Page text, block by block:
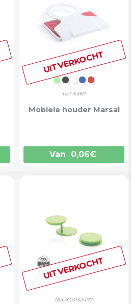
UITVERKOCHT
LICHTGROEN
ZWART
WITBLAUW
ROOD
Ref: 5367
Mobiele houder Marsal
Van 0,06€
UITVERKOCHT
Ref: XDP32477